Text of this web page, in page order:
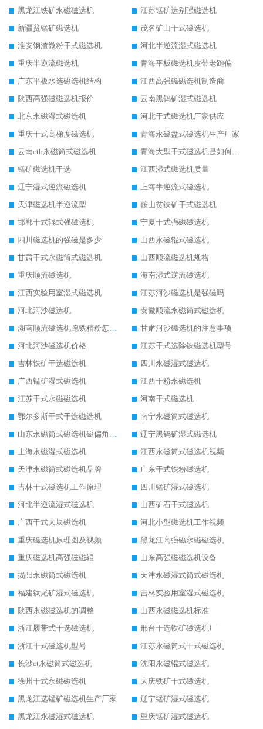
黑龙江铁矿永磁磁选机
江苏锰矿选别强磁选机
新疆贫锰矿磁选机
茂名矿山干式磁选机
淮安钢渣微粉干式磁选机
河北半逆流湿式磁选机
重庆半逆流磁选机
青海平板磁选机皮带老跑偏
广东平板水选磁选机结构
江西高强磁磁选机制造商
陕西高强磁磁选机报价
云南黑钨矿湿式磁选机
北京永磁湿式磁选机
河北干式磁选机厂家供应
重庆干式高梯度磁选机
青海永磁盘式磁选机生产厂家
云南ctb永磁筒式磁选机
青海大型干式磁选机是如何选矿的
锰矿磁选机干选
江西湿式磁选机质量
辽宁湿式逆流磁选机
上海半逆流式磁选机
天津磁选机半逆流型
鞍山贫铁矿干式磁选机
邯郸干式辊式强磁选机
宁夏干式强磁磁选机
四川磁选机的强磁是多少
山西永磁辊式磁选机
甘肃干式永磁筒式磁选机
山西顺流磁选机规格
重庆顺流磁选机
海南湿式逆流磁选机
江西实验用室湿式磁选机
江苏河沙磁选机是强磁吗
河北河沙磁选机
安徽顺流永磁筒式磁选机
湖南顺流磁选机跑铁精粉怎么处理
甘肃河沙磁选机的注意事项
河北河沙磁选机价格
江苏干式选除铁磁选机型号
吉林铁矿干选磁选机
四川永磁湿式磁选机
广西锰矿湿式磁选机
江西干粉永磁选机
江苏干式永磁磁选机
河南干式磁选机
鄂尔多斯干式干选磁选机
南宁永磁筒式磁选机
山东永磁筒式磁选机磁偏角怎么调整
辽宁黑钨矿湿式磁选机
上海永磁湿式磁选机
江西永磁筒式磁选机视频
天津永磁筒式磁选机品牌
广东干式铁粉磁选机
吉林干式磁选机工作原理
四川锰矿湿式磁选机
河北半逆流湿式磁选机
山西矿石干式磁选机
广西干式大块磁选机
河北小型磁选机工作视频
重庆磁选机原理图及视频
黑龙江高强磁永磁磁选机
重庆磁选机高强磁磁辊
山东高强磁磁选机设备
揭阳永磁筒式磁选机
天津永磁湿式筒式磁选机
福建钛尾矿湿式磁选机
吉林实验用室湿式磁选机
陕西永磁磁选机的调整
山西永磁磁选机标准
浙江履带式干选磁选机
邢台干选铁矿磁选机厂
浙江干式磁选机型号
江苏永磁筒式干式磁选机
长沙ct永磁筒式磁选机
沈阳永磁辊式磁选机
徐州干式永磁磁选机
大庆铁矿干式磁选机
黑龙江选锰矿磁选机生产厂家
辽宁锰矿湿式磁选机
黑龙江永磁湿式磁选机
重庆锰矿湿式磁选机